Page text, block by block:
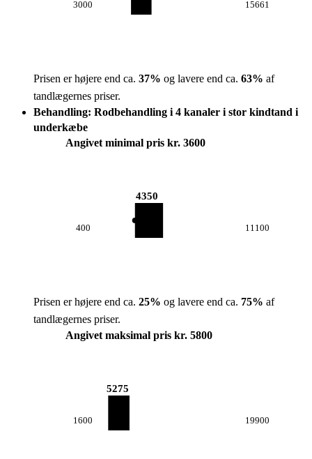
3000 15661
Prisen er højere end ca. 37% og lavere end ca. 63% af
tandlægernes priser.
Behandling: Rodbehandling i 4 kanaler i stor kindtand i
underkæbe
Angivet minimal pris kr. 3600
400
4350
11100
Prisen er højere end ca. 25% og lavere end ca. 75% af
tandlægernes priser.
Angivet maksimal pris kr. 5800
1600
5275
19900